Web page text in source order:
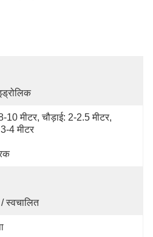
10 मीटर, चौड़ाई: 2-2.5 मीटर,
4 मीटर
स्वचालित